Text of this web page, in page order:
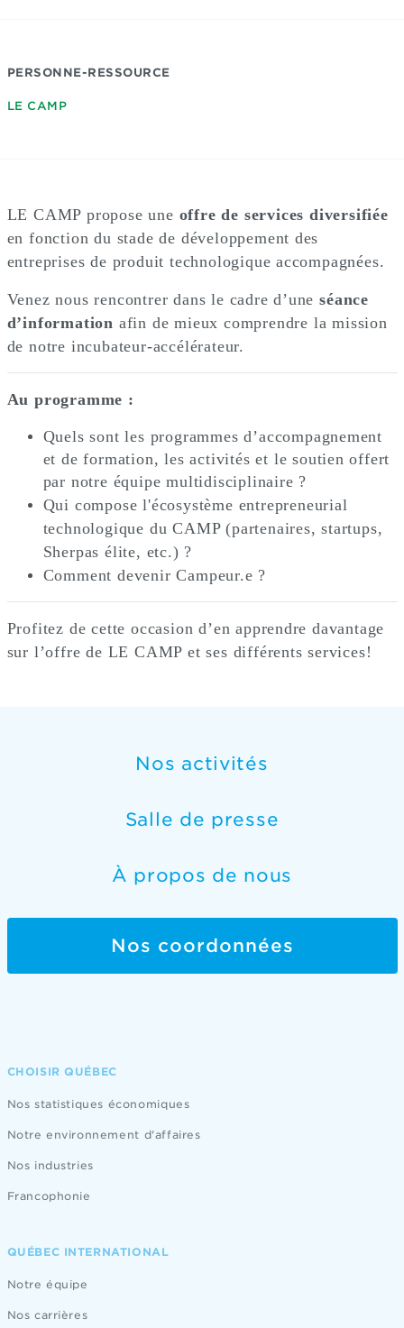
PERSONNE-RESSOURCE
LE CAMP
LE CAMP propose une offre de services diversifiée
en fonction du stade de développement des
entreprises de produit technologique accompagnées.
Venez nous rencontrer dans le cadre d’uneséance
d’information afin de mieux comprendre la mission
de notre incubateur-accélérateur.
Au programme :
Quels sont les programmes d’accompagnement
et de formation, les activités et le soutien offert
par notre équipe multidisciplinaire ?
Qui compose l'écosystème entrepreneurial
technologique du CAMP (partenaires, startups,
Sherpas élite, etc.) ?
Comment devenir Campeur.e ?
Profitez de cette occasion d’en apprendre davantage
sur l’offre de LE CAMP et ses différents services!
Nos activités
Salle de presse
À propos de nous
Nos coordonnées
CHOISIR QUÉBEC
Nos statistiques économiques
Notre environnement d'affaires
Nos industries
Francophonie
QUÉBEC INTERNATIONAL
Notre équipe
Nos carrières